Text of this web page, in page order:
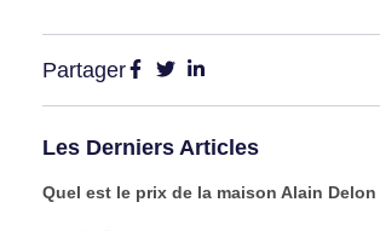
Partager
Les Derniers Articles
Quel est le prix de la maison Alain